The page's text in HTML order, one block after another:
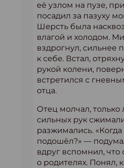
её узлом на пузе,
посадил за пазуху
Шерсть была
влагой и холодом.
вздрогнул, сильнее
к себе. Встал,
рукой колени,
встретился с
отца.
Отец молчал, только
сильных рук
разжимались. «Когда
подошёл?» —
вдруг вспомнил, что
о родителях. Понял,